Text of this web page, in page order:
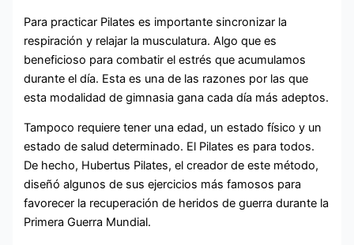
Para practicar Pilates es importante sincronizar la
respiración y relajar la musculatura. Algo que es
beneficioso para combatir el estrés que acumulamos
durante el día. Esta es una de las razones por las que
esta modalidad de gimnasia gana cada día más adeptos.
Tampoco requiere tener una edad, un estado físico y un
estado de salud determinado. El Pilates es para todos.
De hecho, Hubertus Pilates, el creador de este método,
diseñó algunos de sus ejercicios más famosos para
favorecer la recuperación de heridos de guerra durante la
Primera Guerra Mundial.